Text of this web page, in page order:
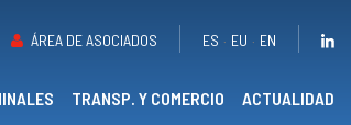
ÁREA DE ASOCIADOS ES EU EN
TRANSP. Y COMERCIO ACTUALIDAD